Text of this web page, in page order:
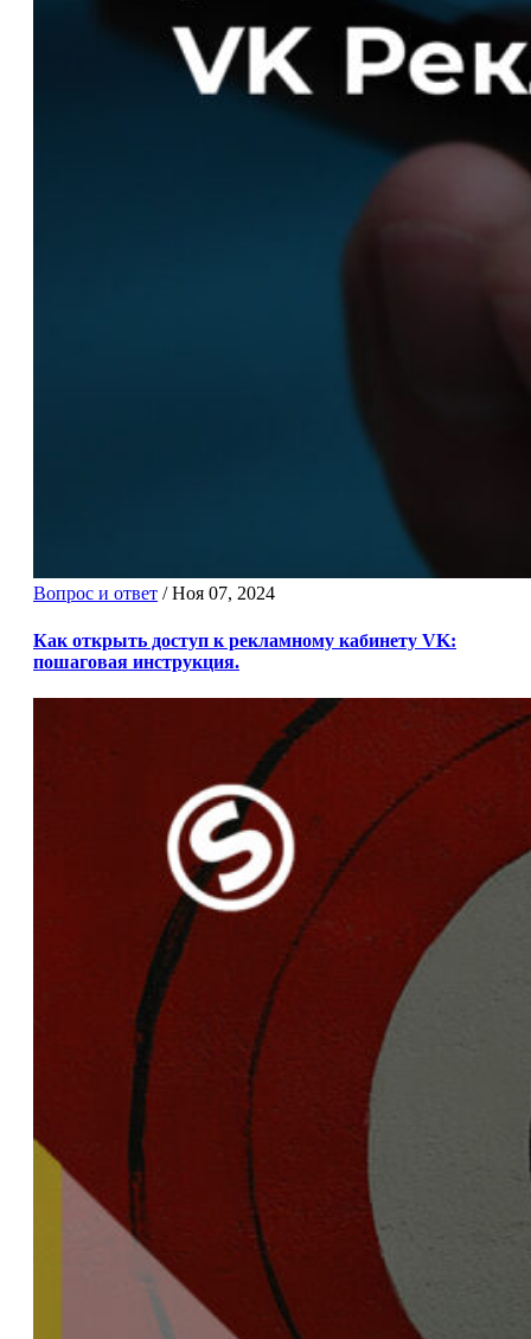
Вопрос и ответ /Ноя 07, 2024
Как открыть доступ к рекламному кабинету VK:
пошаговая инструкция.